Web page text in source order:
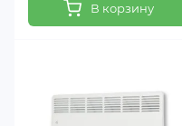
В корзину